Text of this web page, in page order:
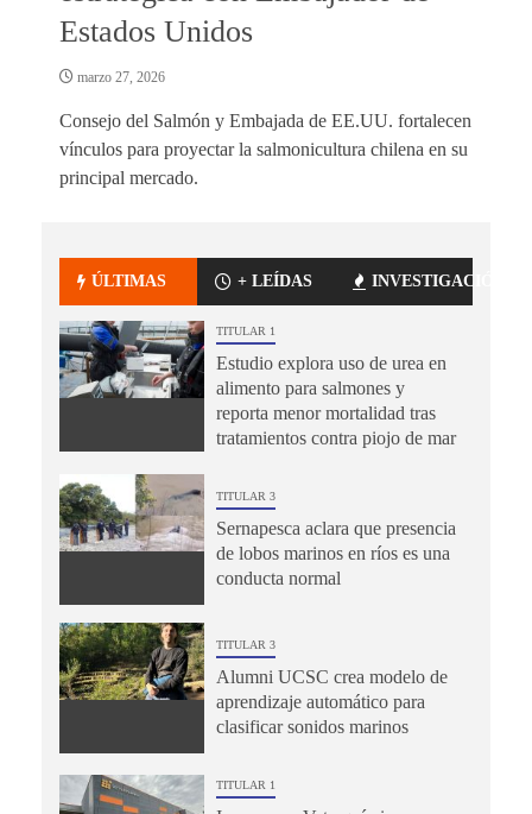
Estados Unidos
marzo 27, 2026
Consejo del Salmón y Embajada de EE.UU. fortalecen
vínculos para proyectar la salmonicultura chilena en su
principal mercado.
ÚLTIMAS + LEÍDAS INVESTIGACIÓN
TITULAR 1
Estudio explora uso de urea en
alimento para salmones y
reporta menor mortalidad tras
tratamientos contra piojo de mar
TITULAR 3
Sernapesca aclara que presencia
de lobos marinos en ríos es una
conducta normal
TITULAR 3
Alumni UCSC crea modelo de
aprendizaje automático para
clasificar sonidos marinos
TITULAR 1